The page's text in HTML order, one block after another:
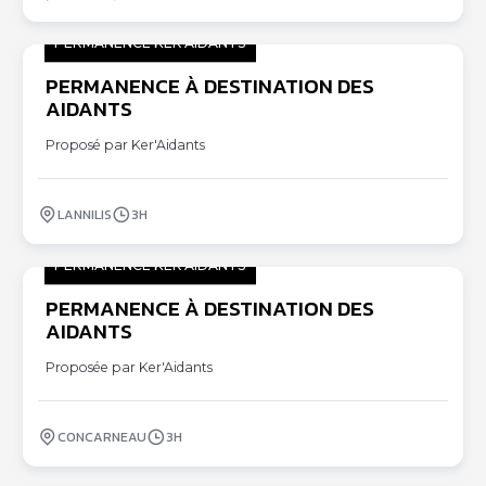
17
09
PERMANENCE KER'AIDANTS
PERMANENCE À DESTINATION DES
AIDANTS
Proposé par Ker'Aidants
LANNILIS 3H
18
09
PERMANENCE KER'AIDANTS
PERMANENCE À DESTINATION DES
AIDANTS
Proposée par Ker'Aidants
CONCARNEAU 3H